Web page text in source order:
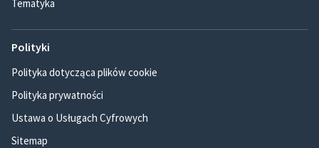
Tematyka
Polityki
Polityka dotycząca plików cookie
Polityka prywatności
Ustawa o Usługach Cyfrowych
Sitemap